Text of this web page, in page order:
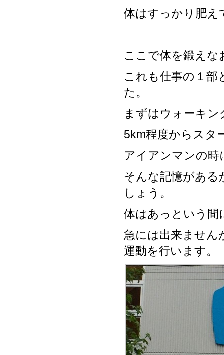
体はすっかり肥え
ここで体を鍛えな
これも仕事の１部
た。
まずはウォーキ
5km程度からスタ
アイアンマンの
そんな記憶がある
しょう。
体はあっという間
急には出来ません
運動を行います。